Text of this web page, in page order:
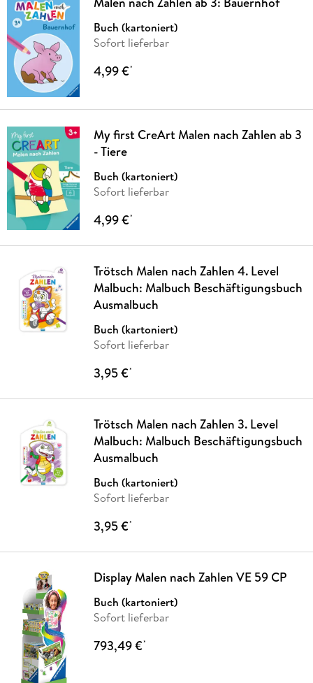
Buch (kartoniert)
Sofort lieferbar
4,99 €*
My first CreArt Malen nach Zahlen ab 3
- Tiere
Buch (kartoniert)
Sofort lieferbar
4,99 €*
Trötsch Malen nach Zahlen 4. Level
Malbuch: Malbuch Beschäftigungsbuch
Ausmalbuch
Buch (kartoniert)
Sofort lieferbar
3,95 €*
Trötsch Malen nach Zahlen 3. Level
Malbuch: Malbuch Beschäftigungsbuch
Ausmalbuch
Buch (kartoniert)
Sofort lieferbar
3,95 €*
Display Malen nach Zahlen VE 59 CP
Buch (kartoniert)
Sofort lieferbar
793,49 €*